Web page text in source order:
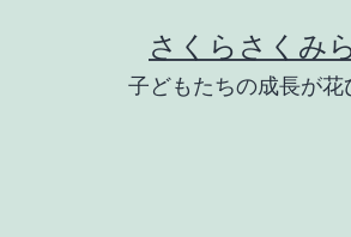
さくらさくみ
子どもたちの成長が花